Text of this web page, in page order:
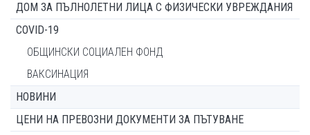
ДОМ ЗА ПЪЛНОЛЕТНИ ЛИЦА С ФИЗИЧЕСКИ УВРЕЖДАНИЯ
COVID-19
ОБЩИНСКИ СОЦИАЛЕН ФОНД
ВАКСИНАЦИЯ
НОВИНИ
ЦЕНИ НА ПРЕВОЗНИ ДОКУМЕНТИ ЗА ПЪТУВАНЕ